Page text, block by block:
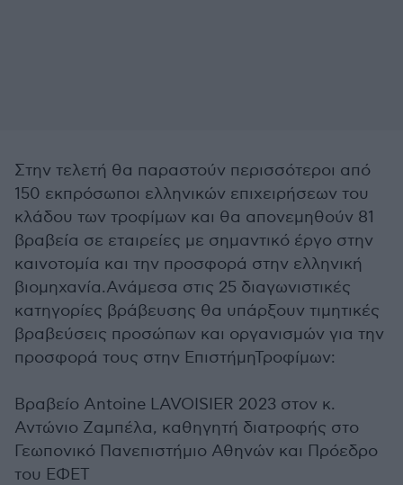
Στην τελετή θα παραστούν περισσότεροι από
150 εκπρόσωποι ελληνικών επιχειρήσεων του
κλάδου των τροφίμων και θα απονεμηθούν 81
βραβεία σε εταιρείες με σημαντικό έργο στην
καινοτομία και την προσφορά στην ελληνική
βιομηχανία.Ανάμεσα στις 25 διαγωνιστικές
κατηγορίες βράβευσης θα υπάρξουν τιμητικές
βραβεύσεις προσώπων και οργανισμών για την
προσφορά τους στην ΕπιστήμηΤροφίμων:
Βραβείο Antoine LAVOISIER 2023 στον κ.
Αντώνιο Ζαμπέλα, καθηγητή διατροφής στο
Γεωπονικό Πανεπιστήμιο Αθηνών και Πρόεδρο
του ΕΦΕΤ